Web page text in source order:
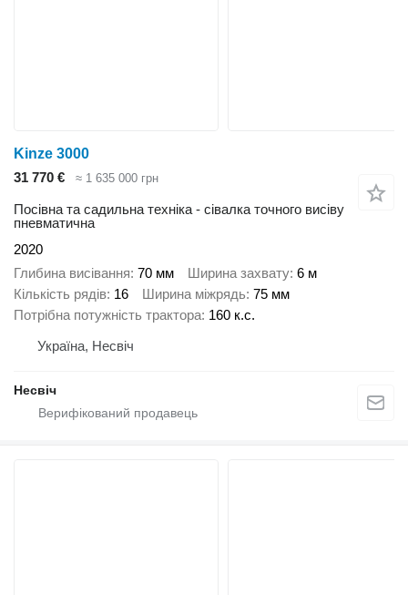
Kinze 3000
31 770 €
≈ 1 635 000 грн
Посівна та садильна техніка - сівалка точного висіву
пневматична
2020
Глибина висівання 70 мм Ширина захвату 6 м
Кількість рядів 16 Ширина міжрядь 75 мм
Потрібна потужність трактора 160 к.с.
Україна, Несвіч
Несвіч